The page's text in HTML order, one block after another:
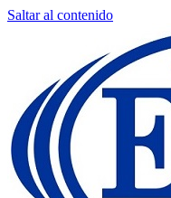
Saltar al contenido